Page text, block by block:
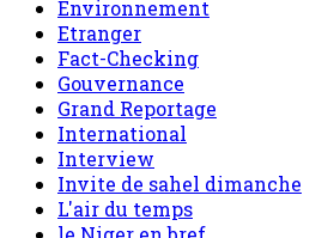
Environnement
Etranger
Fact-Checking
Gouvernance
Grand Reportage
International
Interview
Invite de sahel dimanche
L'air du temps